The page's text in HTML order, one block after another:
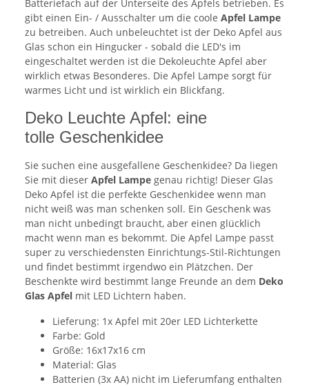
Batteriefach auf der Unterseite des Apfels betrieben. Es
gibt einen Ein- / Ausschalter um die coole Apfel Lampe
zu betreiben. Auch unbeleuchtet ist der Deko Apfel aus
Glas schon ein Hingucker - sobald die LED's im
eingeschaltet werden ist die Dekoleuchte Apfel aber
wirklich etwas Besonderes. Die Apfel Lampe sorgt für
warmes Licht und ist wirklich ein Blickfang.
Deko Leuchte Apfel: eine
tolle Geschenkidee
Sie suchen eine ausgefallene Geschenkidee? Da liegen
Sie mit dieser Apfel Lampe genau richtig! Dieser Glas
Deko Apfel ist die perfekte Geschenkidee wenn man
nicht weiß was man schenken soll. Ein Geschenk was
man nicht unbedingt braucht, aber einen glücklich
macht wenn man es bekommt. Die Apfel Lampe passt
super zu verschiedensten Einrichtungs-Stil-Richtungen
und findet bestimmt irgendwo ein Plätzchen. Der
Beschenkte wird bestimmt lange Freunde an dem Deko
Glas Apfel mit LED Lichtern haben.
Lieferung: 1x Apfel mit 20er LED Lichterkette
Farbe: Gold
Größe: 16x17x16 cm
Material: Glas
Batterien (3x AA) nicht im Lieferumfang enthalten